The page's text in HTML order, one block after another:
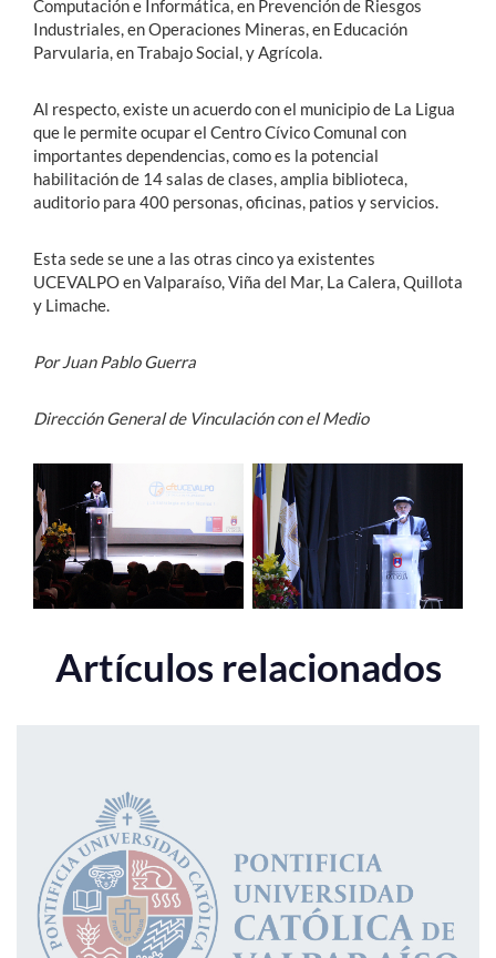
Computación e Informática, en Prevención de Riesgos
Industriales, en Operaciones Mineras, en Educación
Parvularia, en Trabajo Social, y Agrícola.
Al respecto, existe un acuerdo con el municipio de La Ligua
que le permite ocupar el Centro Cívico Comunal con
importantes dependencias, como es la potencial
habilitación de 14 salas de clases, amplia biblioteca,
auditorio para 400 personas, oficinas, patios y servicios.
Esta sede se une a las otras cinco ya existentes
UCEVALPO en Valparaíso, Viña del Mar, La Calera, Quillota
y Limache.
Por Juan Pablo Guerra
Dirección General de Vinculación con el Medio
Artículos relacionados